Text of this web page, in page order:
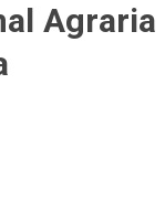
Agraria